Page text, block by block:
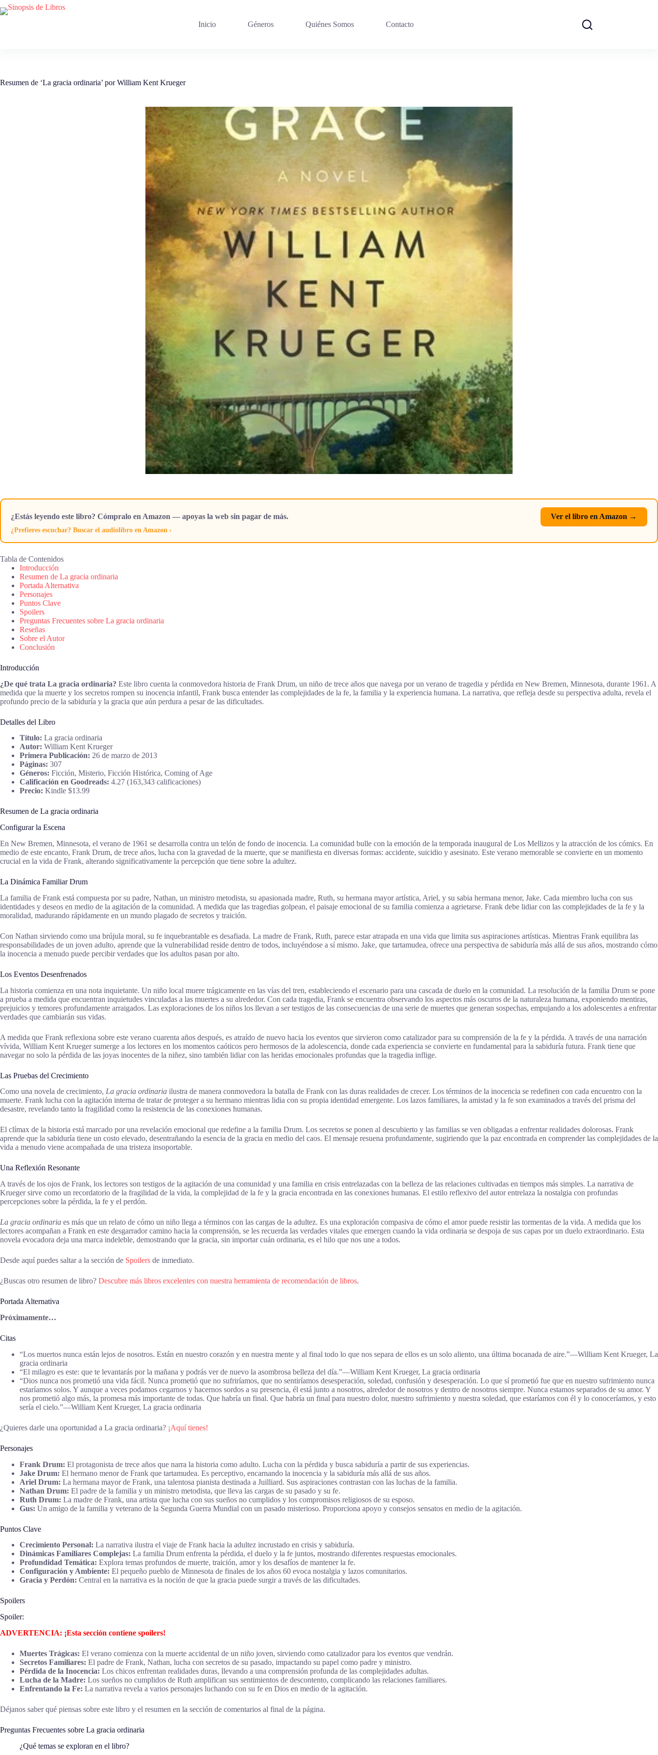
Saltar
al
Inicio Géneros Quiénes Somos Contacto
Resumen de ‘La gracia ordinaria’ por William Kent Krueger
¿Estás leyendo este libro? Cómpralo en Amazon — apoyas la web sin pagar de más. Ver el libro en Amazon →
¿Prefieres escuchar? Buscar el audiolibro en Amazon ›
Tabla de Contenidos
Introducción
Resumen de La gracia ordinaria
Portada Alternativa
Personajes
Puntos Clave
Spoilers
Preguntas Frecuentes sobre La gracia ordinaria
Reseñas
Sobre el Autor
Conclusión
Introducción
¿De qué trata La gracia ordinaria? Este libro cuenta la conmovedora historia de Frank Drum, un niño de trece años que navega por un verano de tragedia y pérdida en New Bremen, Minnesota, durante 1961. A
medida que la muerte y los secretos rompen su inocencia infantil, Frank busca entender las complejidades de la fe, la familia y la experiencia humana. La narrativa, que refleja desde su perspectiva adulta, revela el
profundo precio de la sabiduría y la gracia que aún perdura a pesar de las dificultades.
Detalles del Libro
Título: La gracia ordinaria
Autor: William Kent Krueger
Primera Publicación: 26 de marzo de 2013
Páginas: 307
Géneros: Ficción, Misterio, Ficción Histórica, Coming of Age
Calificación en Goodreads: 4.27 (163,343 calificaciones)
Precio: Kindle $13.99
Resumen de La gracia ordinaria
Configurar la Escena
En New Bremen, Minnesota, el verano de 1961 se desarrolla contra un telón de fondo de inocencia. La comunidad bulle con la emoción de la temporada inaugural de Los Mellizos y la atracción de los cómics. En
medio de este encanto, Frank Drum, de trece años, lucha con la gravedad de la muerte, que se manifiesta en diversas formas: accidente, suicidio y asesinato. Este verano memorable se convierte en un momento
crucial en la vida de Frank, alterando significativamente la percepción que tiene sobre la adultez.
La Dinámica Familiar Drum
La familia de Frank está compuesta por su padre, Nathan, un ministro metodista, su apasionada madre, Ruth, su hermana mayor artística, Ariel, y su sabia hermana menor, Jake. Cada miembro lucha con sus
identidades y deseos en medio de la agitación de la comunidad. A medida que las tragedias golpean, el paisaje emocional de su familia comienza a agrietarse. Frank debe lidiar con las complejidades de la fe y la
moralidad, madurando rápidamente en un mundo plagado de secretos y traición.
Con Nathan sirviendo como una brújula moral, su fe inquebrantable es desafiada. La madre de Frank, Ruth, parece estar atrapada en una vida que limita sus aspiraciones artísticas. Mientras Frank equilibra las
responsabilidades de un joven adulto, aprende que la vulnerabilidad reside dentro de todos, incluyéndose a sí mismo. Jake, que tartamudea, ofrece una perspectiva de sabiduría más allá de sus años, mostrando cómo
la inocencia a menudo puede percibir verdades que los adultos pasan por alto.
Los Eventos Desenfrenados
La historia comienza en una nota inquietante. Un niño local muere trágicamente en las vías del tren, estableciendo el escenario para una cascada de duelo en la comunidad. La resolución de la familia Drum se pone
a prueba a medida que encuentran inquietudes vinculadas a las muertes a su alrededor. Con cada tragedia, Frank se encuentra observando los aspectos más oscuros de la naturaleza humana, exponiendo mentiras,
prejuicios y temores profundamente arraigados. Las exploraciones de los niños los llevan a ser testigos de las consecuencias de una serie de muertes que generan sospechas, empujando a los adolescentes a enfrentar
verdades que cambiarán sus vidas.
A medida que Frank reflexiona sobre este verano cuarenta años después, es atraído de nuevo hacia los eventos que sirvieron como catalizador para su comprensión de la fe y la pérdida. A través de una narración
vívida, William Kent Krueger sumerge a los lectores en los momentos caóticos pero hermosos de la adolescencia, donde cada experiencia se convierte en fundamental para la sabiduría futura. Frank tiene que
navegar no solo la pérdida de las joyas inocentes de la niñez, sino también lidiar con las heridas emocionales profundas que la tragedia inflige.
Las Pruebas del Crecimiento
Como una novela de crecimiento, La gracia ordinaria ilustra de manera conmovedora la batalla de Frank con las duras realidades de crecer. Los términos de la inocencia se redefinen con cada encuentro con la
muerte. Frank lucha con la agitación interna de tratar de proteger a su hermano mientras lidia con su propia identidad emergente. Los lazos familiares, la amistad y la fe son examinados a través del prisma del
desastre, revelando tanto la fragilidad como la resistencia de las conexiones humanas.
El clímax de la historia está marcado por una revelación emocional que redefine a la familia Drum. Los secretos se ponen al descubierto y las familias se ven obligadas a enfrentar realidades dolorosas. Frank
aprende que la sabiduría tiene un costo elevado, desentrañando la esencia de la gracia en medio del caos. El mensaje resuena profundamente, sugiriendo que la paz encontrada en comprender las complejidades de la
vida a menudo viene acompañada de una tristeza insoportable.
Una Reflexión Resonante
A través de los ojos de Frank, los lectores son testigos de la agitación de una comunidad y una familia en crisis entrelazadas con la belleza de las relaciones cultivadas en tiempos más simples. La narrativa de
Krueger sirve como un recordatorio de la fragilidad de la vida, la complejidad de la fe y la gracia encontrada en las conexiones humanas. El estilo reflexivo del autor entrelaza la nostalgia con profundas
percepciones sobre la pérdida, la fe y el perdón.
La gracia ordinaria es más que un relato de cómo un niño llega a términos con las cargas de la adultez. Es una exploración compasiva de cómo el amor puede resistir las tormentas de la vida. A medida que los
lectores acompañan a Frank en este desgarrador camino hacia la comprensión, se les recuerda las verdades vitales que emergen cuando la vida ordinaria se despoja de sus capas por un duelo extraordinario. Esta
novela evocadora deja una marca indeleble, demostrando que la gracia, sin importar cuán ordinaria, es el hilo que nos une a todos.
Desde aquí puedes saltar a la sección de Spoilers de inmediato.
¿Buscas otro resumen de libro? Descubre más libros excelentes con nuestra herramienta de recomendación de libros.
Portada Alternativa
Próximamente…
Citas
“Los muertos nunca están lejos de nosotros. Están en nuestro corazón y en nuestra mente y al final todo lo que nos separa de ellos es un solo aliento, una última bocanada de aire.”―William Kent Krueger, La
gracia ordinaria
“El milagro es este: que te levantarás por la mañana y podrás ver de nuevo la asombrosa belleza del día.”―William Kent Krueger, La gracia ordinaria
“Dios nunca nos prometió una vida fácil. Nunca prometió que no sufriríamos, que no sentiríamos desesperación, soledad, confusión y desesperación. Lo que sí prometió fue que en nuestro sufrimiento nunca
estaríamos solos. Y aunque a veces podamos cegarnos y hacernos sordos a su presencia, él está junto a nosotros, alrededor de nosotros y dentro de nosotros siempre. Nunca estamos separados de su amor. Y
nos prometió algo más, la promesa más importante de todas. Que habría un final. Que habría un final para nuestro dolor, nuestro sufrimiento y nuestra soledad, que estaríamos con él y lo conoceríamos, y esto
sería el cielo.”―William Kent Krueger, La gracia ordinaria
¿Quieres darle una oportunidad a La gracia ordinaria? ¡Aquí tienes!
Personajes
Frank Drum: El protagonista de trece años que narra la historia como adulto. Lucha con la pérdida y busca sabiduría a partir de sus experiencias.
Jake Drum: El hermano menor de Frank que tartamudea. Es perceptivo, encarnando la inocencia y la sabiduría más allá de sus años.
Ariel Drum: La hermana mayor de Frank, una talentosa pianista destinada a Juilliard. Sus aspiraciones contrastan con las luchas de la familia.
Nathan Drum: El padre de la familia y un ministro metodista, que lleva las cargas de su pasado y su fe.
Ruth Drum: La madre de Frank, una artista que lucha con sus sueños no cumplidos y los compromisos religiosos de su esposo.
Gus: Un amigo de la familia y veterano de la Segunda Guerra Mundial con un pasado misterioso. Proporciona apoyo y consejos sensatos en medio de la agitación.
Puntos Clave
Crecimiento Personal: La narrativa ilustra el viaje de Frank hacia la adultez incrustado en crisis y sabiduría.
Dinámicas Familiares Complejas: La familia Drum enfrenta la pérdida, el duelo y la fe juntos, mostrando diferentes respuestas emocionales.
Profundidad Temática: Explora temas profundos de muerte, traición, amor y los desafíos de mantener la fe.
Configuración y Ambiente: El pequeño pueblo de Minnesota de finales de los años 60 evoca nostalgia y lazos comunitarios.
Gracia y Perdón: Central en la narrativa es la noción de que la gracia puede surgir a través de las dificultades.
Spoilers
Spoiler:
ADVERTENCIA: ¡Esta sección contiene spoilers!
Muertes Trágicas: El verano comienza con la muerte accidental de un niño joven, sirviendo como catalizador para los eventos que vendrán.
Secretos Familiares: El padre de Frank, Nathan, lucha con secretos de su pasado, impactando su papel como padre y ministro.
Pérdida de la Inocencia: Los chicos enfrentan realidades duras, llevando a una comprensión profunda de las complejidades adultas.
Lucha de la Madre: Los sueños no cumplidos de Ruth amplifican sus sentimientos de descontento, complicando las relaciones familiares.
Enfrentando la Fe: La narrativa revela a varios personajes luchando con su fe en Dios en medio de la agitación.
Déjanos saber qué piensas sobre este libro y el resumen en la sección de comentarios al final de la página.
Preguntas Frecuentes sobre La gracia ordinaria
¿Qué temas se exploran en el libro?